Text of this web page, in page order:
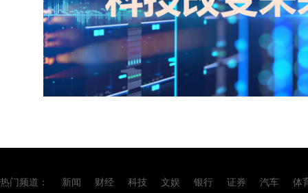
热门频道： 新闻 财经 科技 文娱 银行 证券 汽车
体